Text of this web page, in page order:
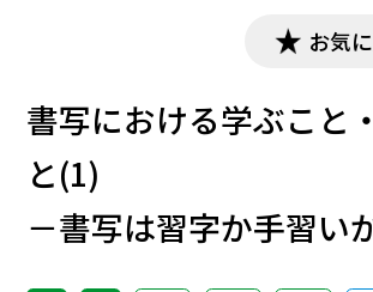
お気
書写における学ぶこと
と(1)
－書写は習字か手習い